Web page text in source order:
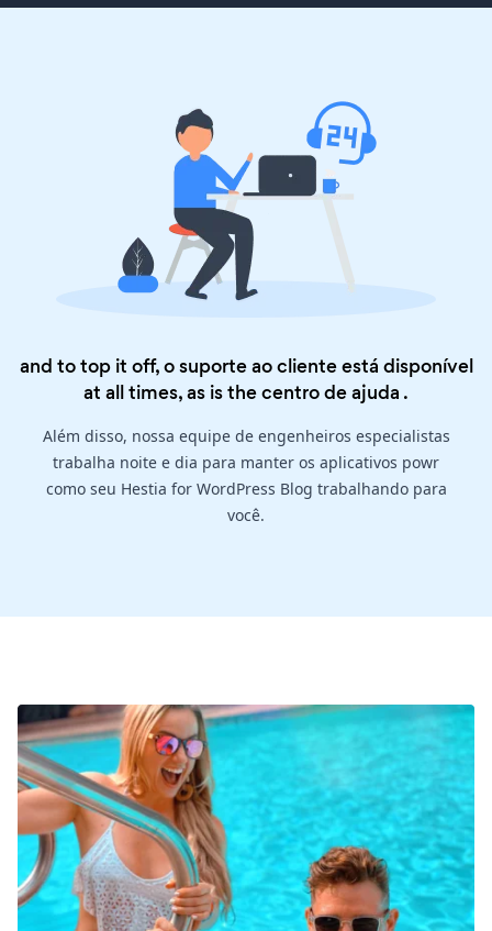
and to top it off, o suporte ao cliente está disponível
at all times, as is thecentro de ajuda .
Além disso, nossa equipe de engenheiros especialistas
trabalha noite e dia para manter os aplicativos powr
como seu Hestia for WordPress Blog trabalhando para
você.